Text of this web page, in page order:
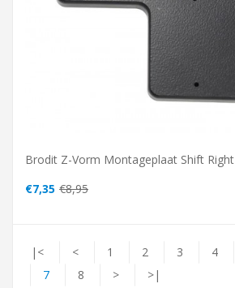
Brodit Z-Vorm Montageplaat Shift Right
€7,35 €8,95
|< < 1 2 3 4
7
8 >
>|